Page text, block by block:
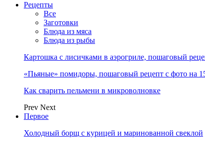
Рецепты
Все
Заготовки
Блюда из мяса
Блюда из рыбы
Картошка с лисичками в аэрогриле, пошаговый
«Пьяные» помидоры, пошаговый рецепт с фото на
Как сварить пельмени в микроволновке
Prev Next
Первое
Холодный борщ с курицей и маринованной свеклой